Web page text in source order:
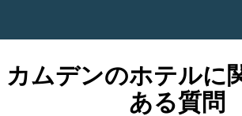
カムデンのホテルに
ある質問